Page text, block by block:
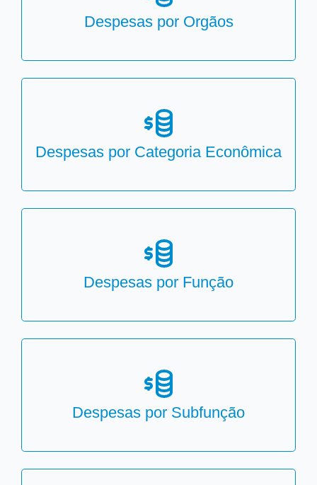
Despesas por Orgãos
Despesas por Categoria Econômica
Despesas por Função
Despesas por Subfunção